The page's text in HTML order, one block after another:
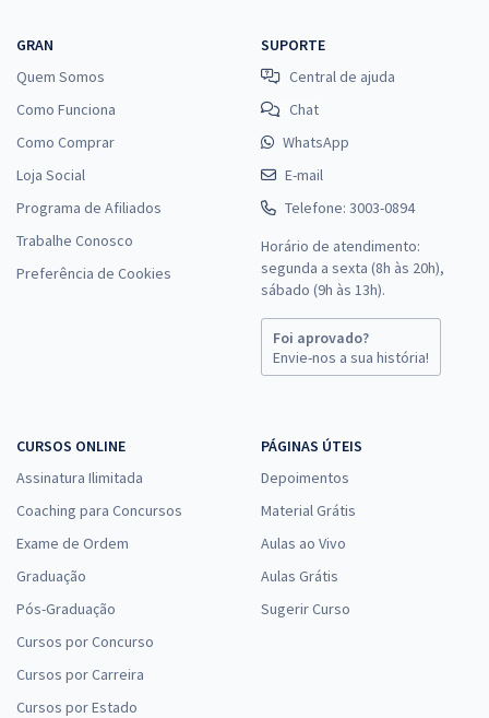
GRAN
Quem Somos
Como Funciona
Como Comprar
Loja Social
Programa de Afiliados
Trabalhe Conosco
Preferência de Cookies
SUPORTE
Central de ajuda
Chat
WhatsApp
E-mail
Telefone: 3003-0894
Horário de atendimento:
segunda a sexta (8h às 20h),
sábado (9h às 13h).
Foi aprovado?
Envie-nos a sua história!
CURSOS ONLINE
Assinatura Ilimitada
Coaching para Concursos
Exame de Ordem
Graduação
Pós-Graduação
Cursos por Concurso
Cursos por Carreira
Cursos por Estado
PÁGINAS ÚTEIS
Depoimentos
Material Grátis
Aulas ao Vivo
Aulas Grátis
Sugerir Curso